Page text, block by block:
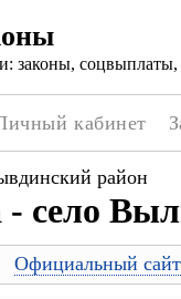
законы, соцвыплаты,
кабинет
район
- село
Официальный сайт